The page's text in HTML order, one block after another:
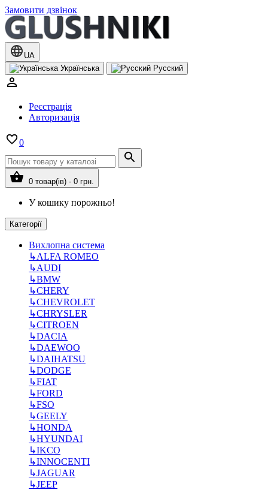
Замовити дзвінок
UA
Українська
Русский
Реєстрація
Авторизація
0
0 товар(ів) - 0 грн.
У кошику порожньо!
Категорії
Вихлопна система
↳ALFA ROMEO
↳AUDI
↳BMW
↳CHERY
↳CHEVROLET
↳CHRYSLER
↳CITROEN
↳DACIA
↳DAEWOO
↳DAIHATSU
↳DODGE
↳FIAT
↳FORD
↳FSO
↳GEELY
↳HONDA
↳HYUNDAI
↳IKCO
↳INNOCENTI
↳JAGUAR
↳JEEP